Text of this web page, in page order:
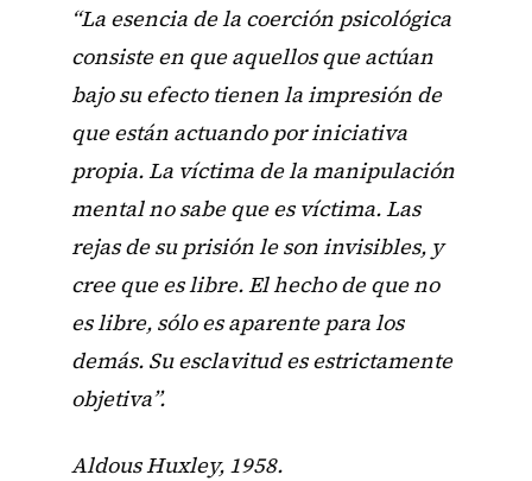
“La esencia de la coerción psicológica
consiste en que aquellos que actúan
bajo su efecto tienen la impresión de
que están actuando por iniciativa
propia. La víctima de la manipulación
mental no sabe que es víctima. Las
rejas de su prisión le son invisibles, y
cree que es libre. El hecho de que no
es libre, sólo es aparente para los
demás. Su esclavitud es estrictamente
objetiva”.
Aldous Huxley, 1958.